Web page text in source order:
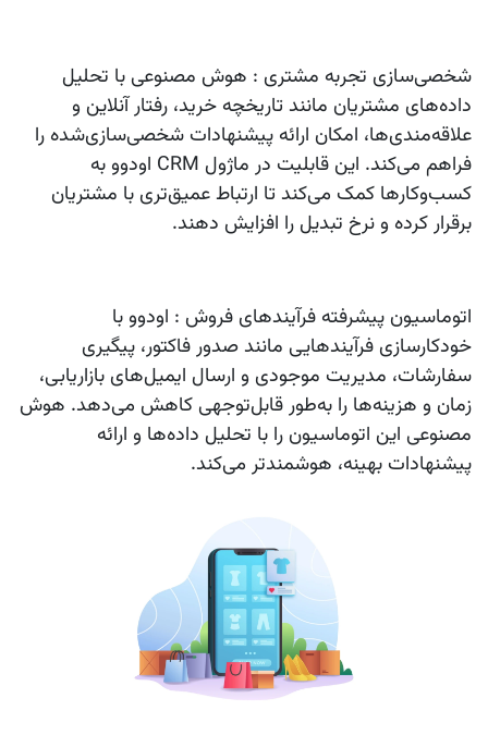
شخصی‌سازی تجربه مشتری : هوش مصنوعی با تحلیل
داده‌های مشتریان مانند تاریخچه خرید، رفتار آنلاین و
علاقه‌مندی‌ها، امکان ارائه پیشنهادات شخصی‌سازی‌شده را
فراهم می‌کند. این قابلیت در ماژول CRM اودوو به
کسب‌وکارها کمک می‌کند تا ارتباط عمیق‌تری با مشتریان
برقرار کرده و نرخ تبدیل را افزایش دهند.
اتوماسیون پیشرفته فرآیندهای فروش : اودوو با
خودکارسازی فرآیندهایی مانند صدور فاکتور، پیگیری
سفارشات، مدیریت موجودی و ارسال ایمیل‌های بازاریابی،
زمان و هزینه‌ها را به‌طور قابل‌توجهی کاهش می‌دهد. هوش
مصنوعی این اتوماسیون را با تحلیل داده‌ها و ارائه
پیشنهادات بهینه، هوشمندتر می‌کند.